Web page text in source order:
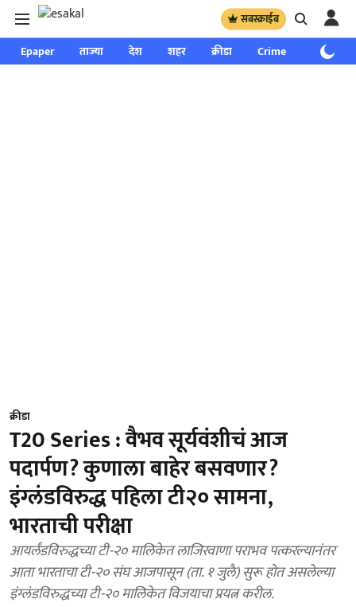
सबस्क्राईब
Epaper ताज्या देश शहर क्रीडा Crime साप्ताहिक
क्रीडा
T20 Series : वैभव सूर्यवंशीचं आज
पदार्पण? कुणाला बाहेर बसवणार?
इंग्लंडविरुद्ध पहिला टी२० सामना,
भारताची परीक्षा
आयर्लंडविरुद्धच्या टी-२० मालिकेत लाजिरवाणा पराभव पत्करल्यानंतर
आता भारताचा टी-२० संघ आजपासून (ता. १ जुलै) सुरू होत असलेल्या
इंग्लंडविरुद्धच्या टी-२० मालिकेत विजयाचा प्रयत्न करील.